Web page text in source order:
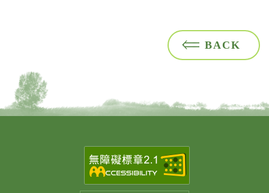
BACK